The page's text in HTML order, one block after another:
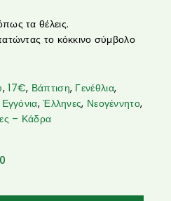
τα θέλεις.
το κόκκινο σύμβολο
,17€, Βάπτιση, Γενέθλια,
Εγγόνια,Έλληνες, Νεογέννητο,
– Κάδρα